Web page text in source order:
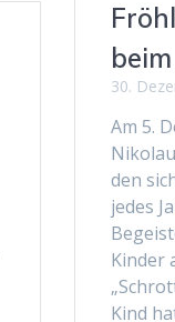
30.
Am 5.
den
jedes
Kinder
Kind